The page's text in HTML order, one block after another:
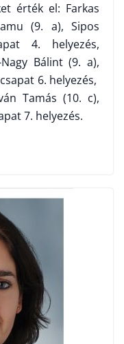
érték el: Farkas
(9. a), Sipos
4. helyezés,
Bálint (9. a),
6. helyezés,
Tamás (10. c),
7. helyezés.